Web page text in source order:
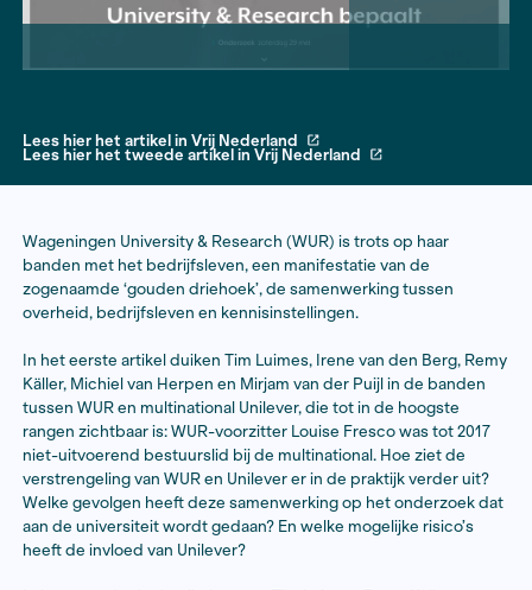
Lees hier het tweede artikel in Vrij Nederland
Wageningen University & Research (WUR) is trots op
banden met het bedrijfsleven, een manifestatie van
zogenaamde ‘gouden driehoek’, de samenwerking
overheid, bedrijfsleven en kennisinstellingen.